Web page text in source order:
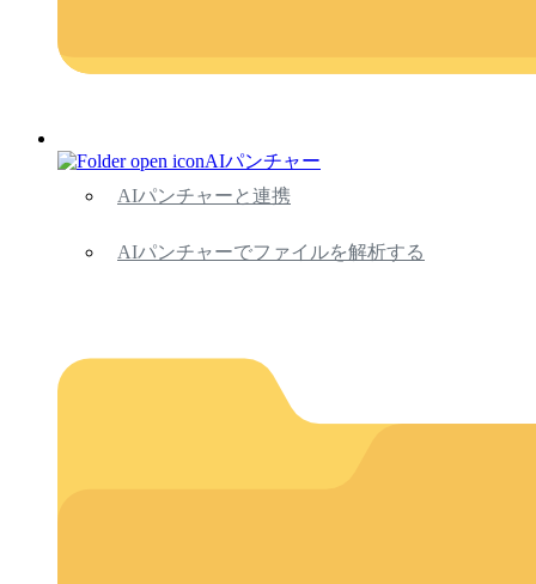
AIパンチャー
AIパンチャーと連携
AIパンチャーでファイルを解析する